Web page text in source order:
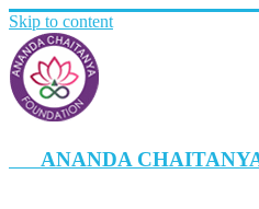
Skip to content
ANANDA
Ishaa